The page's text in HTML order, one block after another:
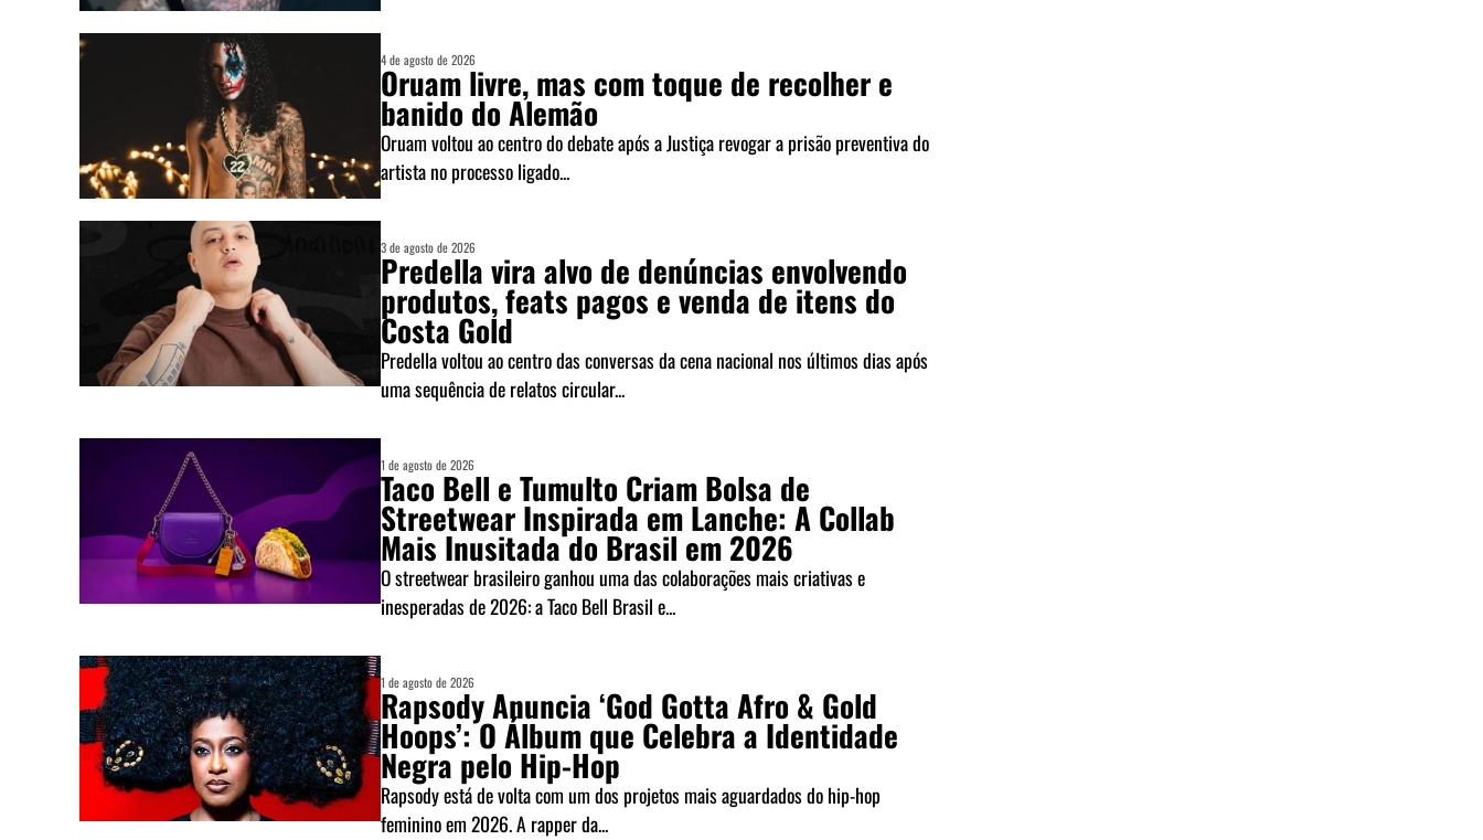
4 de agosto de 2026
Oruam livre, mas com toque de recolher e
banido do Alemão
Oruam voltou ao centro do debate após a Justiça revogar a prisão preventiva do
artista no processo ligado...
3 de agosto de 2026
Predella vira alvo de denúncias envolvendo
produtos, feats pagos e venda de itens do
Costa Gold
Predella voltou ao centro das conversas da cena nacional nos últimos dias após
uma sequência de relatos circular...
1 de agosto de 2026
Taco Bell e Tumulto Criam Bolsa de
Streetwear Inspirada em Lanche: A Collab
Mais Inusitada do Brasil em 2026
O streetwear brasileiro ganhou uma das colaborações mais criativas e
inesperadas de 2026: a Taco Bell Brasil e...
1 de agosto de 2026
Rapsody Anuncia ‘God Gotta Afro & Gold
Hoops’: O Álbum que Celebra a Identidade
Negra pelo Hip-Hop
Rapsody está de volta com um dos projetos mais aguardados do hip-hop
feminino em 2026. A rapper da...